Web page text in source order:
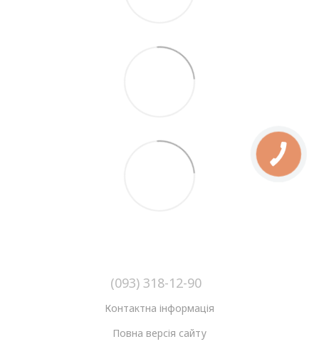
(093) 318-12-90
Контактна інформація
Повна версія сайту